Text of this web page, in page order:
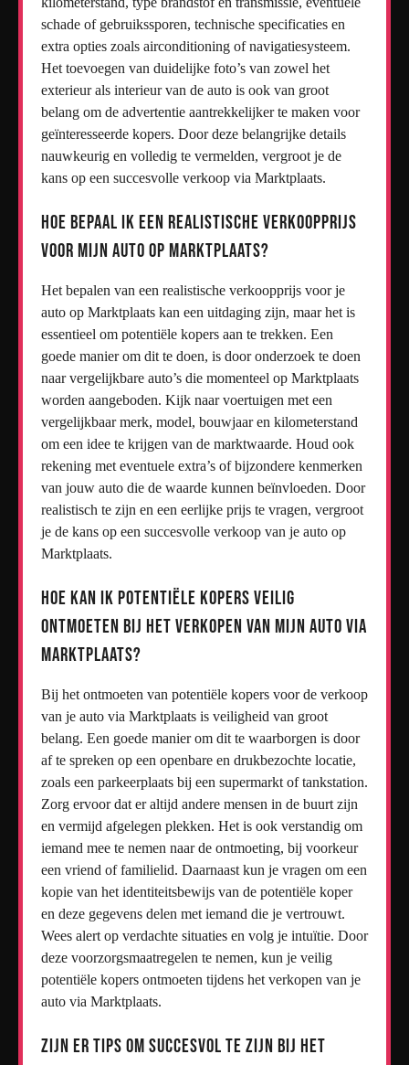
schade of gebruikssporen, technische specificaties en
extra opties zoals airconditioning of navigatiesysteem.
Het toevoegen van duidelijke foto’s van zowel het
exterieur als interieur van de auto is ook van groot
belang om de advertentie aantrekkelijker te maken voor
geïnteresseerde kopers. Door deze belangrijke details
nauwkeurig en volledig te vermelden, vergroot je de
kans op een succesvolle verkoop via Marktplaats.
Hoe bepaal ik een realistische verkoopprijs
voor mijn auto op Marktplaats?
Het bepalen van een realistische verkoopprijs voor je
auto op Marktplaats kan een uitdaging zijn, maar het is
essentieel om potentiële kopers aan te trekken. Een
goede manier om dit te doen, is door onderzoek te doen
naar vergelijkbare auto’s die momenteel op Marktplaats
worden aangeboden. Kijk naar voertuigen met een
vergelijkbaar merk, model, bouwjaar en kilometerstand
om een idee te krijgen van de marktwaarde. Houd ook
rekening met eventuele extra’s of bijzondere kenmerken
van jouw auto die de waarde kunnen beïnvloeden. Door
realistisch te zijn en een eerlijke prijs te vragen, vergroot
je de kans op een succesvolle verkoop van je auto op
Marktplaats.
Hoe kan ik potentiële kopers veilig
ontmoeten bij het verkopen van mijn auto via
Marktplaats?
Bij het ontmoeten van potentiële kopers voor de verkoop
van je auto via Marktplaats is veiligheid van groot
belang. Een goede manier om dit te waarborgen is door
af te spreken op een openbare en drukbezochte locatie,
zoals een parkeerplaats bij een supermarkt of tankstation.
Zorg ervoor dat er altijd andere mensen in de buurt zijn
en vermijd afgelegen plekken. Het is ook verstandig om
iemand mee te nemen naar de ontmoeting, bij voorkeur
een vriend of familielid. Daarnaast kun je vragen om een
kopie van het identiteitsbewijs van de potentiële koper
en deze gegevens delen met iemand die je vertrouwt.
Wees alert op verdachte situaties en volg je intuïtie. Door
deze voorzorgsmaatregelen te nemen, kun je veilig
potentiële kopers ontmoeten tijdens het verkopen van je
auto via Marktplaats.
Zijn er tips om succesvol te zijn bij het